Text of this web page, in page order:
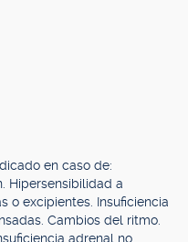
en caso de:
Hipersensibilidad a
o excipientes. Insuficiencia
Cambios del ritmo.
adrenal no